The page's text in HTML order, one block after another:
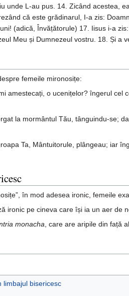
unde L-au pus. 14. Zicând acestea,
că este grădinarul, I-a zis:
(adică, Învățătorule) 17. Iisus i-a
Meu și Dumnezeul vostru. 18. Și
femeile mironosițe:
amestecați, o ucenițelor? îngerul
la mormântul Tău, tânguindu-se;
Ta, Mântuitorule, plângeau; iar
în mod adesea ironic, femeile
ironic pe cineva care își ia un aer de
monacha , care are aripile din față
limbajul bisericesc